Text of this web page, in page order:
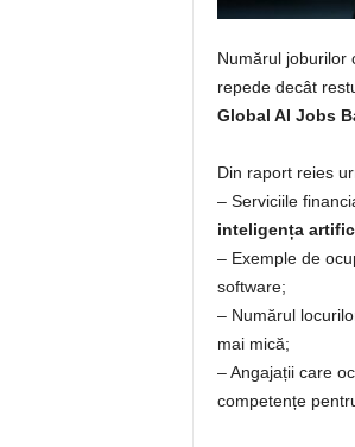
Numărul joburilor
repede decât
Global AI Jobs
Din raport reies
– Serviciile
inteligența
– Exemple de
software;
– Numărul
mai mică;
– Angajații care
competențe